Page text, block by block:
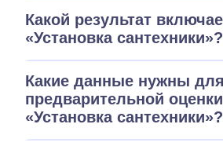
Какой результат
«Установка сантехники»?
Какие данные нужны для
предварительной
«Установка сантехники»?